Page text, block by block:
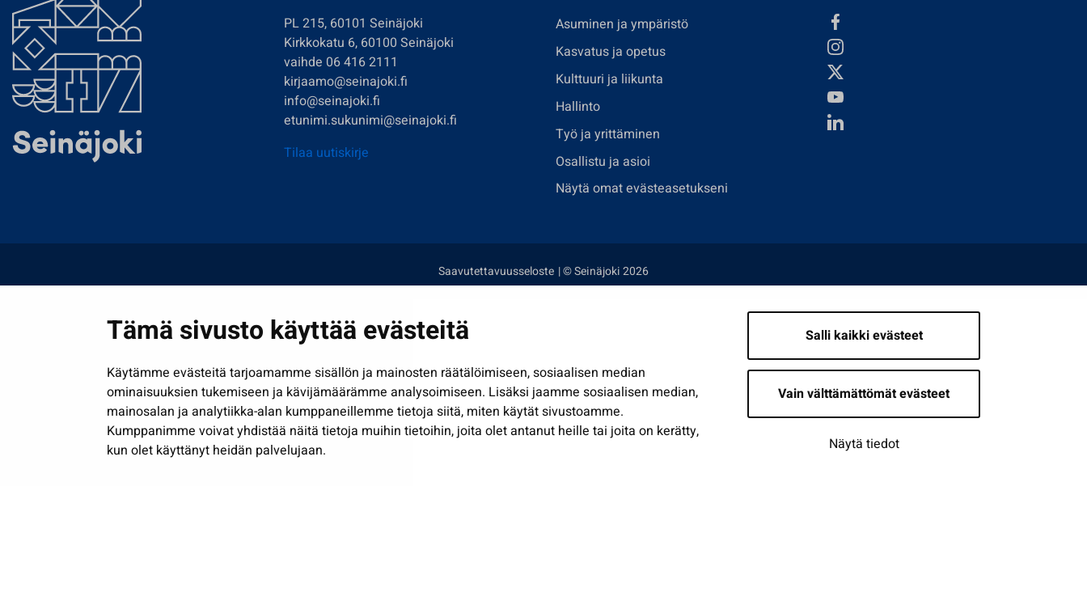
Tämä sivusto käyttää evästeitä
Käytämme evästeitä tarjoamamme sisällön ja mainosten räätälöimiseen, sosiaalisen median
ominaisuuksien tukemiseen ja kävijämäärämme analysoimiseen. Lisäksi jaamme sosiaalisen median,
mainosalan ja analytiikka-alan kumppaneillemme tietoja siitä, miten käytät sivustoamme.
Kumppanimme voivat yhdistää näitä tietoja muihin tietoihin, joita olet antanut heille tai joita on kerätty,
kun olet käyttänyt heidän palvelujaan.
Salli kaikki evästeet
Vain välttämättömät evästeet
Näytä tiedot
PL 215, 60101 Seinäjoki
Kirkkokatu 6, 60100 Seinäjoki
vaihde 06 416 2111
kirjaamo@seinajoki.fi
info@seinajoki.fi
etunimi.sukunimi@seinajoki.fi
Tilaa uutiskirje
Asuminen ja ympäristö
Kasvatus ja opetus
Kulttuuri ja liikunta
Hallinto
Työ ja yrittäminen
Osallistu ja asioi
Näytä omat evästeasetukseni
Saavutettavuusseloste | © Seinäjoki 2026